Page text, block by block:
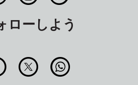
ローしよう